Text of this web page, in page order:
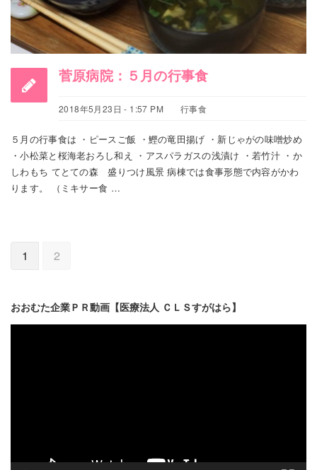
菅原病院：５月の行事食
2018年5月23日 - 1:57 PM 行事食
５月の行事食は ・ピースご飯 ・鰹の竜田揚げ ・新じゃがの味噌炒め
・小松菜と桜海老おろし和え ・アスパラガスの浅漬け ・若竹汁 ・か
しわもち てとての森 盛りつけ風景 病棟では食事形態で内容がかわ
ります。 （ミキサー食 …
1 2
おおむた企業ＰＲ動画【医療法人 ＣＬＳすがはら】